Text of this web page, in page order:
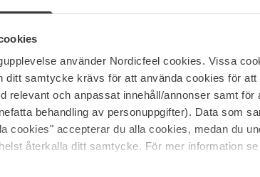
använder Nordicfeel cookies. Vissa
ditt samtycke krävs för att använda cookies för
relevant och anpassat innehåll/annonser samt
behandling av personuppgifter). Data som
cookies" accepterar du alla cookies, medan du
återkalla ditt samtycke. För mer information
NordicFeel
Vår butik
Våra varumärken
Jobba hos oss
Samarbeta med oss
The Beauty Edit
Hjälp
FAQ